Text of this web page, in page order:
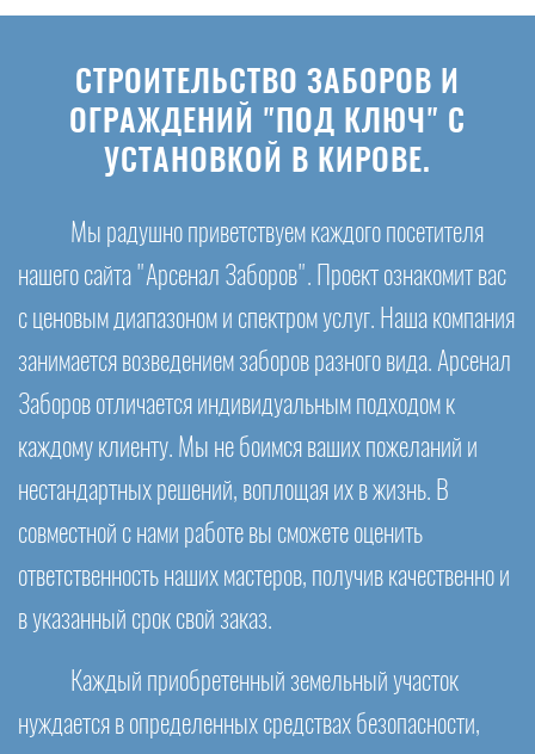
СТРОИТЕЛЬСТВО ЗАБОРОВ И
ОГРАЖДЕНИЙ "ПОД КЛЮЧ" С
УСТАНОВКОЙ В КИРОВЕ.
Мы радушно приветствуем каждого посетителя
нашего сайта "Арсенал Заборов". Проект ознакомит вас
с ценовым диапазоном и спектром услуг. Наша компания
занимается возведением заборов разного вида. Арсенал
Заборов отличается индивидуальным подходом к
каждому клиенту. Мы не боимся ваших пожеланий и
нестандартных решений, воплощая их в жизнь. В
совместной с нами работе вы сможете оценить
ответственность наших мастеров, получив качественно и
в указанный срок свой заказ.
Каждый приобретенный земельный участок
нуждается в определенных средствах безопасности,